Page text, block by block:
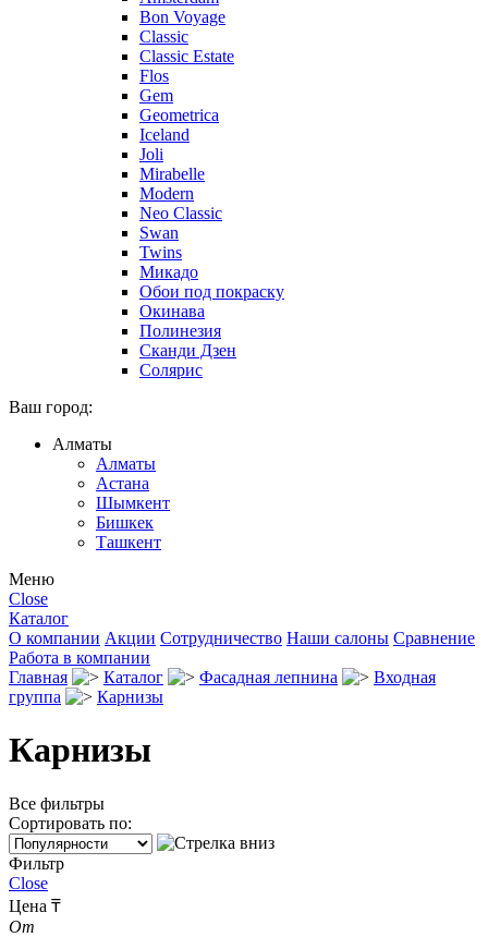
Bon Voyage
Classic
Classic Estate
Flos
Gem
Geometrica
Iceland
Joli
Mirabelle
Modern
Neo Classic
Swan
Twins
Микадо
Обои под покраску
Окинава
Полинезия
Сканди Дзен
Солярис
Ваш город:
Алматы
Алматы
Астана
Шымкент
Бишкек
Ташкент
Меню
Close
Каталог
О компании Акции Сотрудничество Наши салоны Сравнение
Работа в компании
Главная
Каталог Фасадная лепнина
Входная
группа
Карнизы
Карнизы
Все фильтры
Сортировать по:
Фильтр
Close
Цена ₸
От